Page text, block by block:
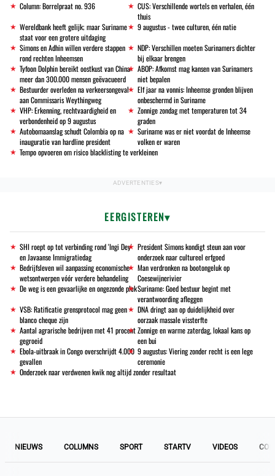
Column: Borrelpraat no. 936
CUS: Verschillende wortels en verhalen, één
thuis
Wereldbank heeft gelijk; maar Suriname
staat voor een grotere uitdaging
9 augustus - twee culturen, één natie
Simons en Adhin willen verdere stappen
rond rechten Inheemsen
NDP: Verschillen moeten Surinamers dichter
bij elkaar brengen
Tyfoon Dolphin bereikt oostkust van China:
meer dan 300.000 mensen geëvacueerd
ABOP: Afkomst mag kansen van Surinamers
niet bepalen
Bestuurder overleden na verkeersongeval
aan Commissaris Weythingweg
Elf jaar na vonnis: Inheemse gronden blijven
onbeschermd in Suriname
VHP: Erkenning, rechtvaardigheid en
verbondenheid op 9 augustus
Zonnige zondag met temperaturen tot 34
graden
Autobomaanslag schudt Colombia op na
inauguratie van hardline president
Suriname was er niet voordat de Inheemse
volken er waren
Tempo opvoeren om risico blacklisting te verkleinen
EERGISTEREN
SHI roept op tot verbinding rond 'Ingi Dey'
en Javaanse Immigratiedag
President Simons kondigt steun aan voor
onderzoek naar cultureel erfgoed
Bedrijfsleven wil aanpassing economische
wetsontwerpen vóór verdere behandeling
Man verdronken na bootongeluk op
Coesewijnerivier
De weg is een gevaarlijke en ongezonde plekSuriname: Goed bestuur begint met
verantwoording afleggen
VSB: Ratificatie grensprotocol mag geen
blanco cheque zijn
DNA dringt aan op duidelijkheid over
oorzaak massale vissterfte
Aantal agrarische bedrijven met 41 procent
gegroeid
Zonnige en warme zaterdag, lokaal kans op
een bui
Ebola-uitbraak in Congo overschrijdt 4.000
gevallen
9 augustus: Viering zonder recht is een lege
ceremonie
Onderzoek naar verdwenen kwik nog altijd zonder resultaat
NIEUWS COLUMNS SPORT STARTV VIDEOS